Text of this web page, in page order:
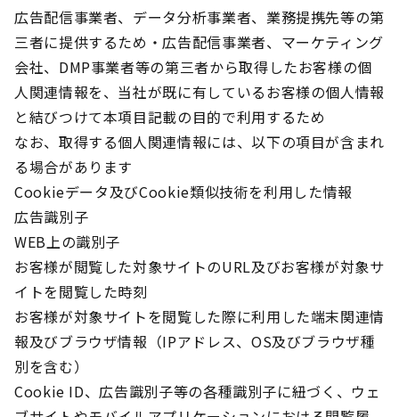
広告配信事業者、データ分析事業者、業務提携先等の第
三者に提供するため・広告配信事業者、マーケティング
会社、DMP事業者等の第三者から取得したお客様の個
人関連情報を、当社が既に有しているお客様の個人情報
と結びつけて本項目記載の目的で利用するため
なお、取得する個人関連情報には、以下の項目が含まれ
る場合があります
Cookieデータ及びCookie類似技術を利用した情報
広告識別子
WEB上の識別子
お客様が閲覧した対象サイトのURL及びお客様が対象サ
イトを閲覧した時刻
お客様が対象サイトを閲覧した際に利用した端末関連情
報及びブラウザ情報（IPアドレス、OS及びブラウザ種
別を含む）
Cookie ID、広告識別子等の各種識別子に紐づく、ウェ